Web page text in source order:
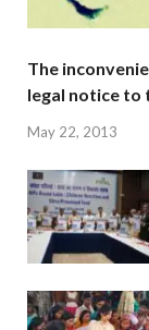
The
legal notice to
May 22, 2013